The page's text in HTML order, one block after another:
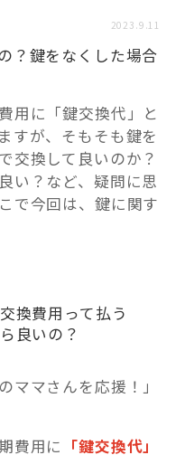
リノベ事例
2023.9.11
？鍵をなくした場合
用に「鍵交換代」と
すが、そもそも鍵を
交換して良いのか？
い？など、疑問に思
で今回は、鍵に関す
換費用って払う
良いの？
ママさんを応援！」
費用に 「鍵交換代」